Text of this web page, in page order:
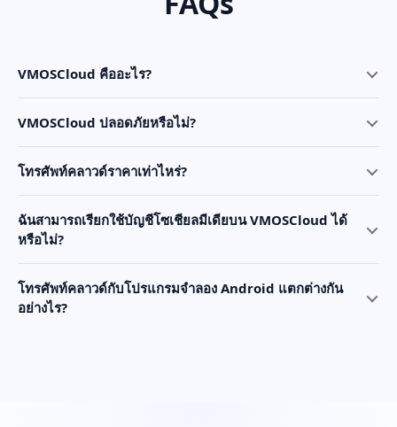
VMOSCloud คืออะไร?
VMOSCloud ปลอดภัยหรือไม่?
โทรศัพท์คลาวด์ราคาเท่าไหร่?
ฉันสามารถเรียกใช้บัญชีโซเชียลมีเดียบน VMOSCloud ได้
หรือไม่?
โทรศัพท์คลาวด์กับโปรแกรมจำลอง Android แตกต่างกัน
อย่างไร?